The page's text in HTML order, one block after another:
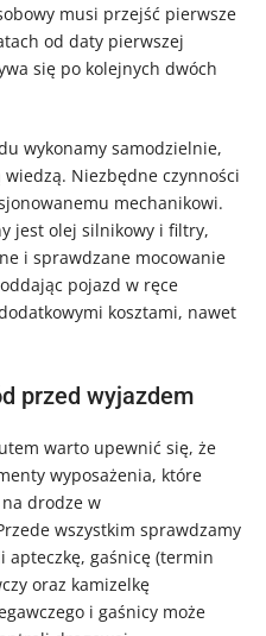
musi przejść pierwsze
od daty pierwszej
się po kolejnych dwóch
wykonamy samodzielnie,
Niezbędne czynności
mechanikowi.
jest olej silnikowy i filtry,
i sprawdzane mocowanie
pojazd w ręce
kosztami, nawet
przed wyjazdem
warto upewnić się, że
wyposażenia, które
drodze w
wszystkim sprawdzamy
apteczkę, gaśnicę (termin
oraz kamizelkę
i gaśnicy może